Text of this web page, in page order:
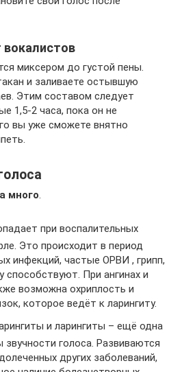
миксером до густой пены.
и заливаете остывшую
Этим составом следует
1,5-2 часа, пока он не
вы уже сможете внятно
много.
при воспалительных
Это происходит в период
инфекций, частые ОРВИ , грипп,
способствуют. При ангинах и
возможна охриплость и
которое ведёт к ларингиту.
и ларингиты – ещё одна
звучности голоса. Развиваются
других заболеваний,